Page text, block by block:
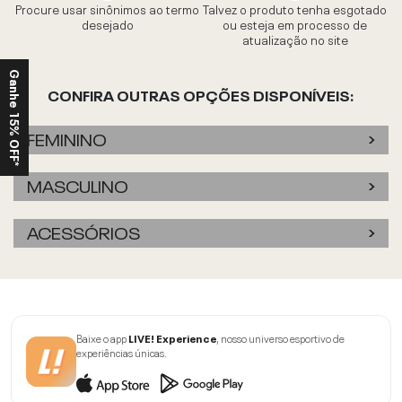
Procure usar sinônimos ao termo
desejado
Talvez o produto tenha esgotado
ou esteja em processo de
atualização no site
CONFIRA OUTRAS OPÇÕES DISPONÍVEIS:
FEMININO
MASCULINO
ACESSÓRIOS
Baixe o appLIVE! Experience, nosso universo esportivo de
experiências únicas.
Ganhe 15% OFF*